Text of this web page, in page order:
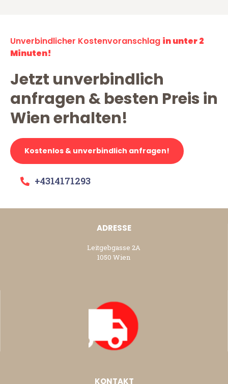
Unverbindlicher Kostenvoranschlag in unter 2
Minuten!
Jetzt unverbindlich
anfragen & besten Preis in
Wien erhalten!
Kostenlos & unverbindlich anfragen!
+4314171293
ADRESSE
Leitgebgasse 2A
1050 Wien
KONTAKT